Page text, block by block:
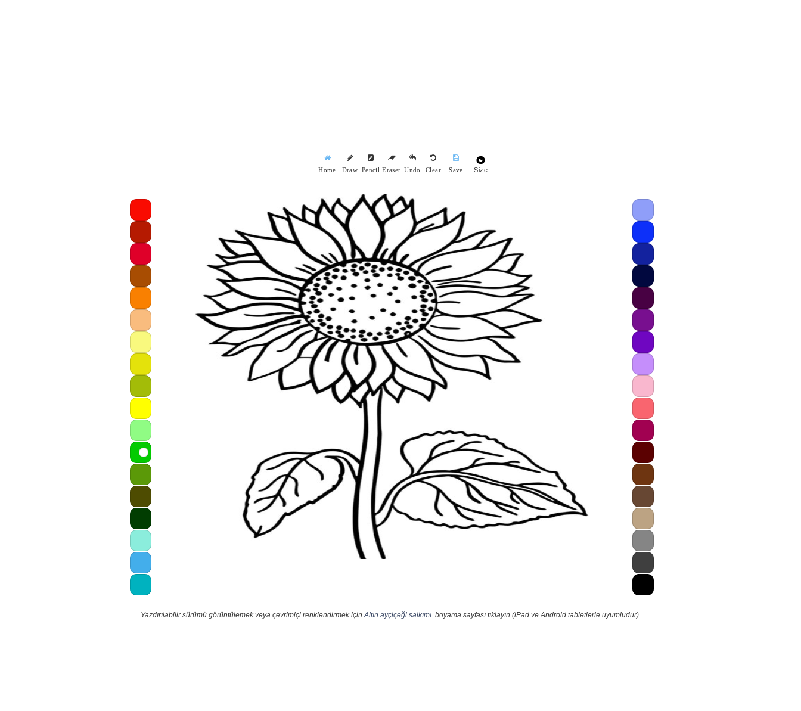
Home Draw Pencil Eraser Undo Clear Save Size
Yazdırılabilir sürümü görüntülemek veya çevrimiçi renklendirmek içinAltın ayçiçeği salkımı. boyama sayfası tıklayın (iPad ve Android tabletlerle uyumludur).